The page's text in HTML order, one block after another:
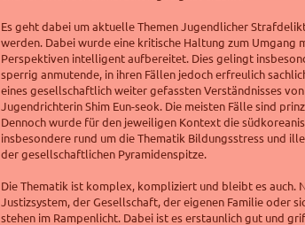
Es geht dabei um aktuelle Themen Jugendlicher
werden. Dabei wurde eine kritische Haltung zum Umgang
Perspektiven intelligent aufbereitet. Dies gelingt
sperrig anmutende, in ihren Fällen jedoch erfreulich
eines gesellschaftlich weiter gefassten Verständnisses
JugendrichterinShim Eun-seok. Die meisten Fälle sind
Dennoch wurde für den jeweiligen Kontext die
insbesondere rund um die Thematik Bildungsstress und
der gesellschaftlichen Pyramidenspitze.
Die Thematik ist komplex, kompliziert und bleibt es auch.
Justizsystem, der Gesellschaft, der eigenen Familie oder
stehen im Rampenlicht. Dabei ist es erstaunlich gut und